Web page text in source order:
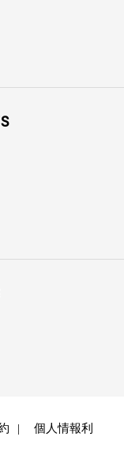
個人情報利